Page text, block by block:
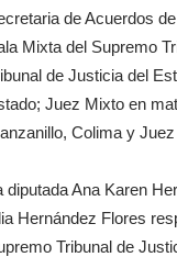
de Acuerdos
Mixta del Supremo
de Justicia del
Juez Mixto en
Colima y
diputada Ana Karen
Hernández Flores
Tribunal de